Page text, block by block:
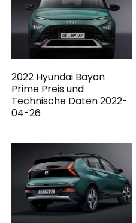
2022 Hyundai Bayon
Prime Preis und
Technische Daten 2022-
04-26